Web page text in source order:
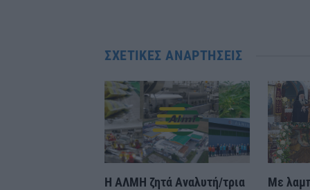
ΣΧΕΤΙΚΈΣ ΑΝΑΡΤΉΣΕΙΣ
Η ΑΛΜΗ ζητά Αναλυτή/τρια
Με